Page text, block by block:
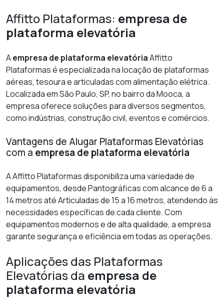
Affitto Plataformas: empresa de
plataforma elevatória
Aempresa de plataforma elevatóriaAffitto
Plataformas é especializada na locação de plataformas
aéreas, tesoura e articuladas com alimentação elétrica.
Localizada em São Paulo, SP, no bairro da Mooca, a
empresa oferece soluções para diversos segmentos,
como indústrias, construção civil, eventos e comércios.
Vantagens de Alugar Plataformas Elevatórias
com a empresa de plataforma elevatória
A Affitto Plataformas disponibiliza uma variedade de
equipamentos, desde Pantográficas com alcance de 6 a
14 metros até Articuladas de 15 a 16 metros, atendendo às
necessidades específicas de cada cliente. Com
equipamentos modernos e de alta qualidade, a empresa
garante segurança e eficiência em todas as operações.
Aplicações das Plataformas
Elevatórias da empresa de
plataforma elevatória